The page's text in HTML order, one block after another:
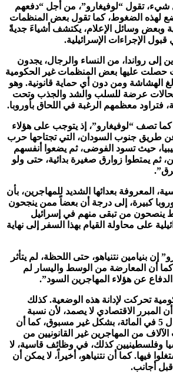
شيء، تقول “لوفيغارو”، من أجل “دفعهم
لهذه الضغوط، كما تقول بعض المنظمات
وبعض وسائل الإعلام، يكتشف أشياءَ جديةً
الإجراءات الإسرائيلية.
إلى رواندا، من النساء والرجال، يجدون
عليها بعض المنظمات غير الحكومية
الهشاشة ومن دون أي حماية قانونية. وهو
عرضة للسلب والشد والجذب وتحت
فتراود معظمهم الرغبة في اللحاق بأوروبا.
كما تصف “لوفيغارو”، إذ يتوجب على هؤلاء
عن طريق جنوب السودان، التي تجتاحها حرب
حيث تسود الفوضى، ثم يضعوا أنفسهم
ثم يمتطوا زوارق صغيرة بدائية، حتى ولو
المعروفة بعدائها الشديد للمهاجرين، بأن
كبيرة، إلى درجة أن بعضاً ممن ينجحون
ينصحون من تبقى منهم في إسرائيل
على محاولة القيام بهذا السفر إلى نهاية
إن بنيامين نتنياهو، حتى اللحظة، لم يتأثر
كما أن المعارضة من الوسط واليسار لم
عن هؤلاء المهاجرين السود”.
تحركت لإدانة هذه الوضعية. كذلك
الاقتصادي لا يصمد، لأن نسبة
البطالة نزلت تحت معدل 5 في المائة، بشكل غير مسبوق، كما أن
من المهاجرين غير القانونيين من
وفلسطينيين كذلك، في وظائف قاسية، لا
فيها. كما أن نتنياهو، أخيراً، لا يمكن أن
أجانب.